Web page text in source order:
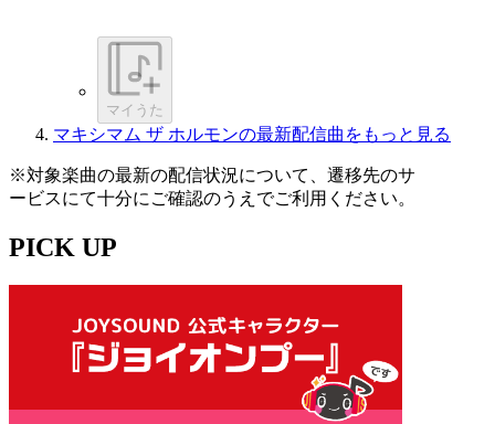
マイうた
マキシマム ザ ホルモンの最新配信曲をもっと見る
※対象楽曲の最新の配信状況について、遷移先のサ
ービスにて十分にご確認のうえでご利用ください。
PICK UP